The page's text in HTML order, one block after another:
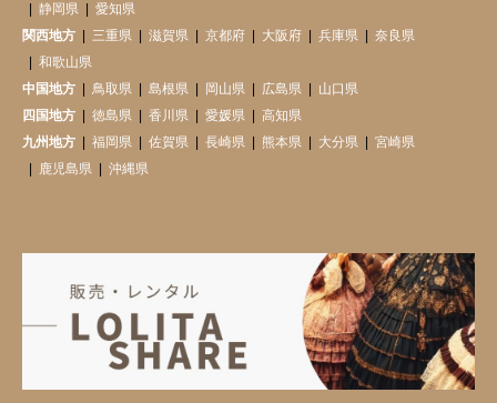
静岡県
愛知県
関西地方
三重県 滋賀県 京都府 大阪府 兵庫県
奈良県
和歌山県
中国地方
鳥取県 島根県 岡山県 広島県
山口県
四国地方
徳島県 香川県 愛媛県
高知県
九州地方
福岡県 佐賀県 長崎県 熊本県 大分県
宮崎県
鹿児島県
沖縄県